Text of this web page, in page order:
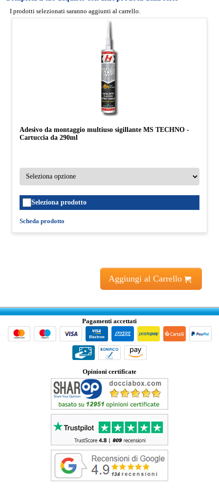
I prodotti selezionati saranno aggiunti al carrello.
Adesivo da montaggio multiuso sigillante MS TECHNO -
Cartuccia da 290ml
Seleziona prodotto
Scheda prodotto
Aggiungi al Carrello
Pagamenti accettati
Opinioni certificate